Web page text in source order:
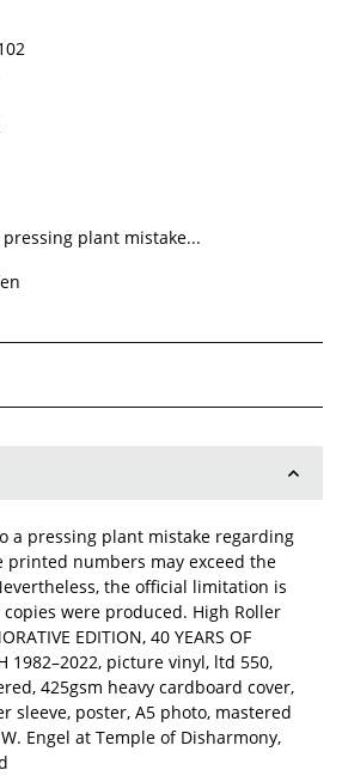
pressing plant mistake...
a pressing plant mistake regarding
numbers may exceed the
the official limitation is
were produced. High Roller
EDITION, 40 YEARS OF
1982–2022, picture vinyl, ltd 550,
425gsm heavy cardboard cover,
sleeve, poster, A5 photo, mastered
Engel at Temple of Disharmony,